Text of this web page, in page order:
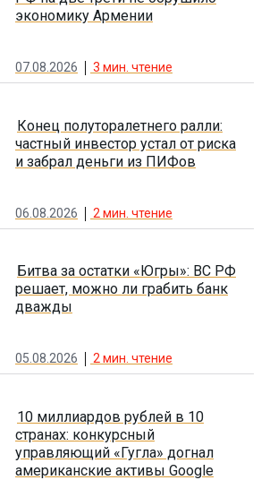
экономику Армении
07.08.2026 3 мин. чтение
Конец полуторалетнего ралли:
частный инвестор устал от риска
и забрал деньги из ПИФов
06.08.2026 2 мин. чтение
Битва за остатки «Югры»: ВС РФ
решает, можно ли грабить банк
дважды
05.08.2026 2мин. чтение
10 миллиардов рублей в 10
странах: конкурсный
управляющий «Гугла» догнал
американские активы Google